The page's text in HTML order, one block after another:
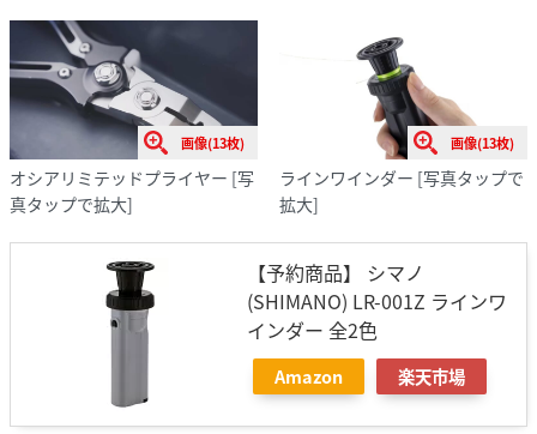
画像(13枚)
オシアリミテッドプライヤー [写
真タップで拡大]
画像(13枚)
ラインワインダー [写真タップで
拡大]
【予約商品】 シマノ
(SHIMANO) LR-001Z ラインワ
インダー 全2色
Amazon 楽天市場